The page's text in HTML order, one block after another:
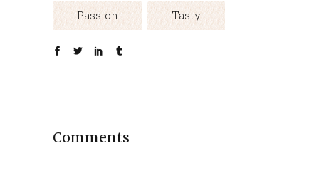
Passion Tasty
Comments